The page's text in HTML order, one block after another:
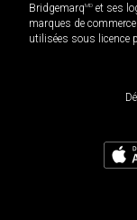
BridgemarqMD et ses
marques de
utilisées sous licence